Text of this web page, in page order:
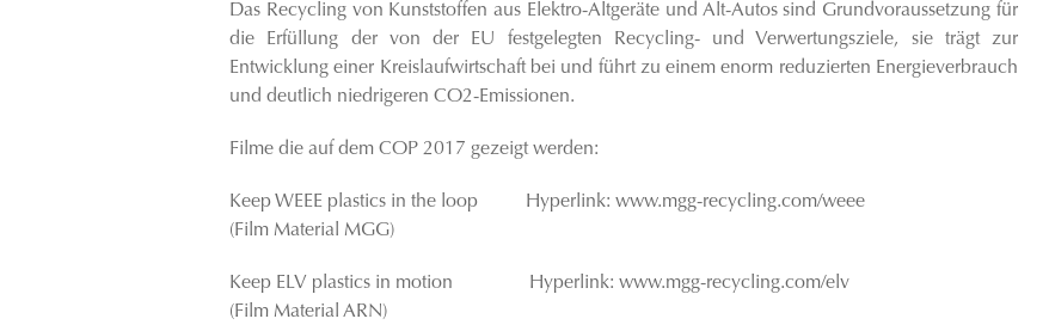
Das Recycling von Kunststoffen aus Elektro-Altgeräte und Alt-Autos sind Grundvoraussetzung für
die Erfüllung der von der EU festgelegten Recycling- und Verwertungsziele, sie trägt zur
Entwicklung einer Kreislaufwirtschaft bei und führt zu einem enorm reduzierten Energieverbrauch
und deutlich niedrigeren CO2-Emissionen.
Filme die auf dem COP 2017 gezeigt werden:
Keep WEEE plastics in the loop Hyperlink: www.mgg-recycling.com/weee
(Film Material MGG)
Keep ELV plastics in motion Hyperlink: www.mgg-recycling.com/elv
(Film Material ARN)